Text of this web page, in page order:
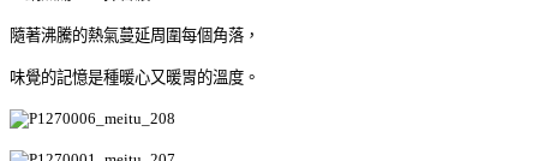
隨著沸騰的熱氣蔓延周圍每個角落，
味覺的記憶是種暖心又暖胃的溫度。